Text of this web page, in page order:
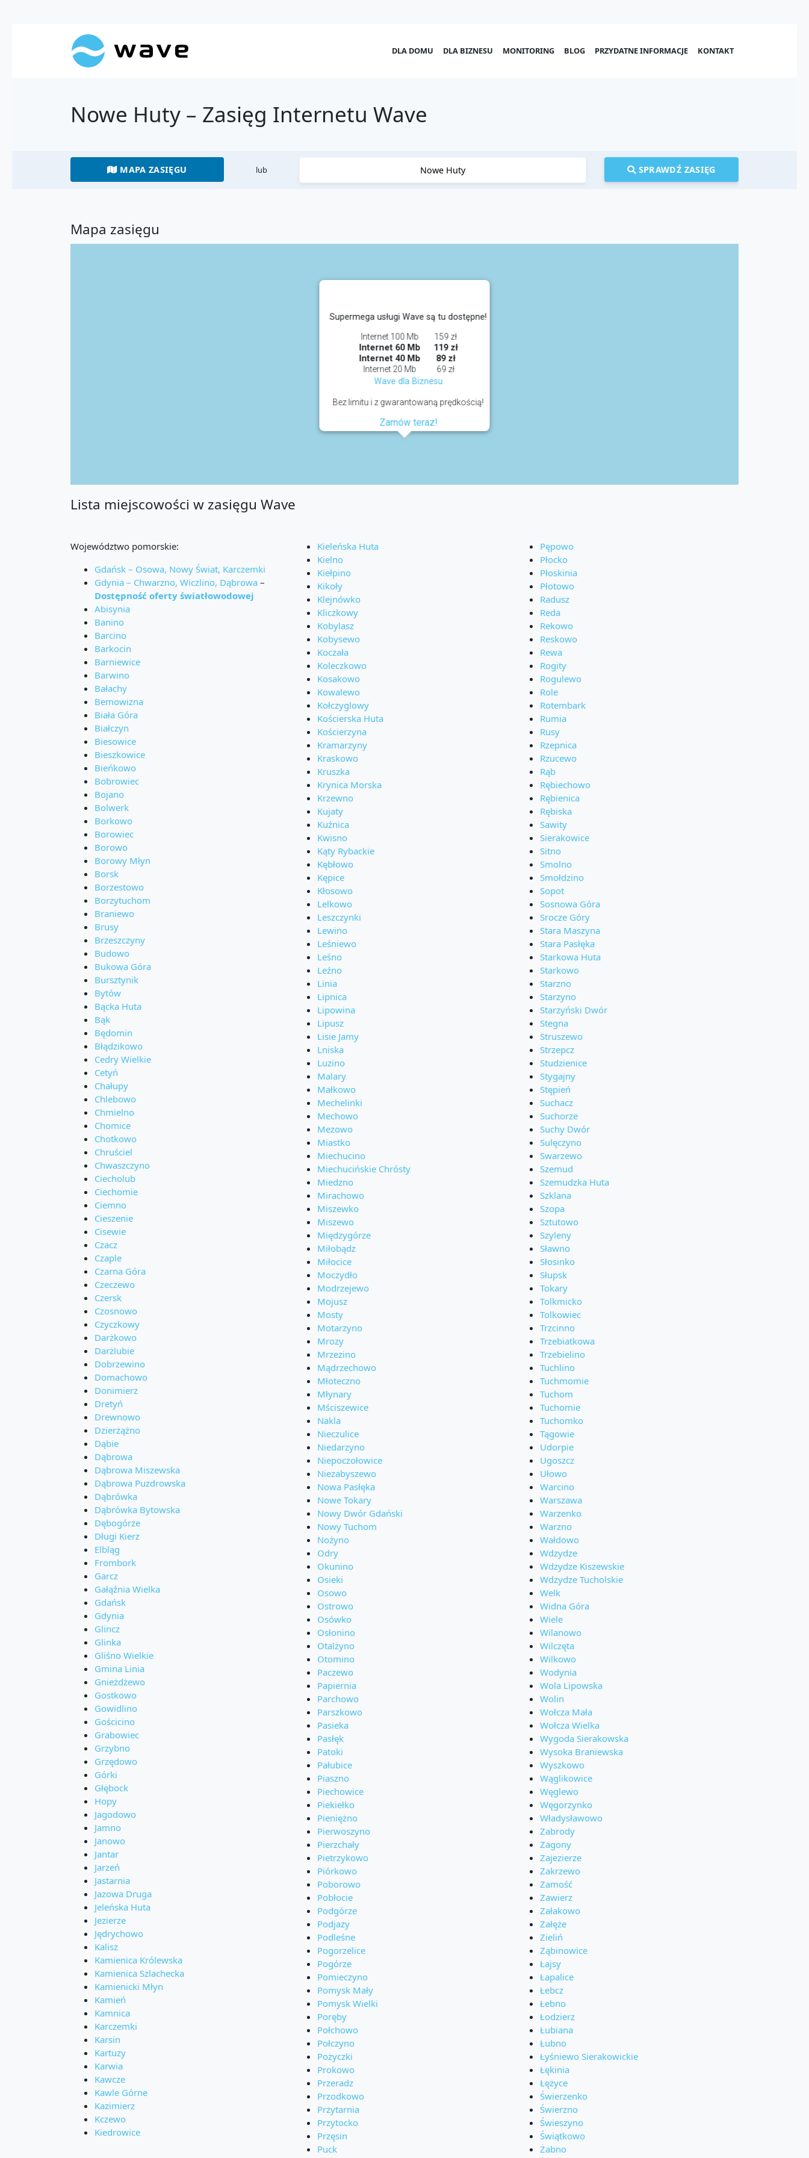
DLA DOMU DLA BIZNESU MONITORING BLOG PRZYDATNE INFORMACJE KONTAKT
Nowe Huty – Zasięg Internetu Wave
MAPA ZASIĘGU lub SPRAWDŹ ZASIĘG
Mapa zasięgu
Supermega usługi Wave są tu dostępne!
Internet 100 Mb
159 zł
Internet 60 Mb
119 zł
Internet 40 Mb
89 zł
Internet 20 Mb
69 zł
Wave dla Biznesu
Bez limitu i z gwarantowaną prędkością!
Zamów teraz!
Lista miejscowości w zasięgu Wave
Województwo pomorskie:
Gdańsk – Osowa, Nowy Świat, Karczemki
Gdynia – Chwarzno, Wiczlino, Dąbrowa –
Dostępność oferty światłowodowej
Abisynia
Banino
Barcino
Barkocin
Barniewice
Barwino
Bałachy
Bemowizna
Biała Góra
Białczyn
Biesowice
Bieszkowice
Bieńkowo
Bobrowiec
Bojano
Bolwerk
Borkowo
Borowiec
Borowo
Borowy Młyn
Borsk
Borzestowo
Borzytuchom
Braniewo
Brusy
Brzeszczyny
Budowo
Bukowa Góra
Bursztynik
Bytów
Bącka Huta
Bąk
Będomin
Błądzikowo
Cedry Wielkie
Cetyń
Chałupy
Chlebowo
Chmielno
Chomice
Chotkowo
Chruściel
Chwaszczyno
Ciecholub
Ciechomie
Ciemno
Cieszenie
Cisewie
Czacz
Czaple
Czarna Góra
Czeczewo
Czersk
Czosnowo
Czyczkowy
Darżkowo
Darżlubie
Dobrzewino
Domachowo
Donimierz
Dretyń
Drewnowo
Dzierżążno
Dąbie
Dąbrowa
Dąbrowa Miszewska
Dąbrowa Puzdrowska
Dąbrówka
Dąbrówka Bytowska
Dębogórze
Długi Kierz
Elbląg
Frombork
Garcz
Gałąźnia Wielka
Gdańsk
Gdynia
Glincz
Glinka
Gliśno Wielkie
Gmina Linia
Gnieżdżewo
Gostkowo
Gowidlino
Gościcino
Grabowiec
Grzybno
Grzędowo
Górki
Głębock
Hopy
Jagodowo
Jamno
Janowo
Jantar
Jarzeń
Jastarnia
Jazowa Druga
Jeleńska Huta
Jezierze
Jędrychowo
Kalisz
Kamienica Królewska
Kamienica Szlachecka
Kamienicki Młyn
Kamień
Kamnica
Karczemki
Karsin
Kartuzy
Karwia
Kawcze
Kawle Górne
Kazimierz
Kczewo
Kiedrowice
Kieleńska Huta
Kielno
Kiełpino
Kikoły
Klejnówko
Kliczkowy
Kobylasz
Kobysewo
Koczała
Koleczkowo
Kosakowo
Kowalewo
Kołczyglowy
Kościerska Huta
Kościerzyna
Kramarzyny
Kraskowo
Kruszka
Krynica Morska
Krzewno
Kujaty
Kuźnica
Kwisno
Kąty Rybackie
Kębłowo
Kępice
Kłosowo
Lelkowo
Leszczynki
Lewino
Leśniewo
Leśno
Leźno
Linia
Lipnica
Lipowina
Lipusz
Lisie Jamy
Lniska
Luzino
Malary
Małkowo
Mechelinki
Mechowo
Mezowo
Miastko
Miechucino
Miechucińskie Chrósty
Miedzno
Mirachowo
Miszewko
Miszewo
Międzygórze
Miłobądz
Miłocice
Moczydło
Modrzejewo
Mojusz
Mosty
Motarzyno
Mrozy
Mrzezino
Mądrzechowo
Młoteczno
Młynary
Mściszewice
Nakla
Nieczulice
Niedarzyno
Niepoczołowice
Niezabyszewo
Nowa Pasłęka
Nowe Tokary
Nowy Dwór Gdański
Nowy Tuchom
Nożyno
Odry
Okunino
Osieki
Osowo
Ostrowo
Osówko
Osłonino
Otalżyno
Otomino
Paczewo
Papiernia
Parchowo
Parszkowo
Pasieka
Pasłęk
Patoki
Pałubice
Piaszno
Piechowice
Piekiełko
Pieniężno
Pierwoszyno
Pierzchały
Pietrzykowo
Piórkowo
Poborowo
Pobłocie
Podgórze
Podjazy
Podleśne
Pogorzelice
Pogórze
Pomieczyno
Pomysk Mały
Pomysk Wielki
Poręby
Połchowo
Połczyno
Pożyczki
Prokowo
Przeradz
Przodkowo
Przytarnia
Przytocko
Przęsin
Puck
Pępowo
Płocko
Płoskinia
Płotowo
Radusz
Reda
Rekowo
Reskowo
Rewa
Rogity
Rogulewo
Role
Rotembark
Rumia
Rusy
Rzepnica
Rzucewo
Rąb
Rębiechowo
Rębienica
Rębiska
Sawity
Sierakowice
Sitno
Smolno
Smołdzino
Sopot
Sosnowa Góra
Srocze Góry
Stara Maszyna
Stara Pasłęka
Starkowa Huta
Starkowo
Starzno
Starzyno
Starzyński Dwór
Stegna
Struszewo
Strzepcz
Studzienice
Stygajny
Stępień
Suchacz
Suchorze
Suchy Dwór
Sulęczyno
Swarzewo
Szemud
Szemudzka Huta
Szklana
Szopa
Sztutowo
Szyleny
Sławno
Słosinko
Słupsk
Tokary
Tolkmicko
Tolkowiec
Trzcinno
Trzebiatkowa
Trzebielino
Tuchlino
Tuchmomie
Tuchom
Tuchomie
Tuchomko
Tągowie
Udorpie
Ugoszcz
Ułowo
Warcino
Warszawa
Warzenko
Warzno
Wałdowo
Wdzydze
Wdzydze Kiszewskie
Wdzydze Tucholskie
Welk
Widna Góra
Wiele
Wilanowo
Wilczęta
Wilkowo
Wodynia
Wola Lipowska
Wolin
Wołcza Mała
Wołcza Wielka
Wygoda Sierakowska
Wysoka Braniewska
Wyszkowo
Wąglikowice
Węglewo
Węgorzynko
Władysławowo
Zabrody
Zagony
Zajezierze
Zakrzewo
Zamość
Zawierz
Załakowo
Załęże
Zieliń
Ząbinowice
Łajsy
Łapalice
Łebcz
Łebno
Łodzierz
Łubiana
Łubno
Łyśniewo Sierakowickie
Łękinia
Łężyce
Świerzenko
Świerzno
Świeszyno
Świątkowo
Żabno